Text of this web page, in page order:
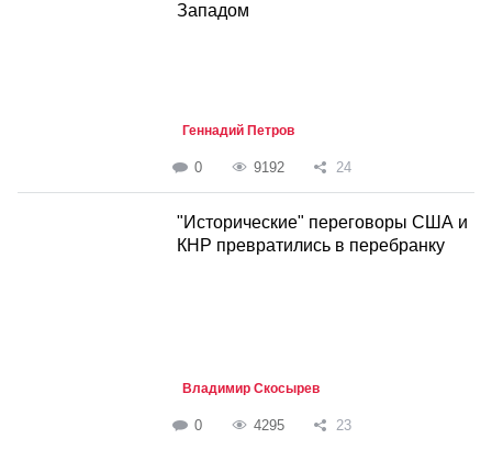
Западом
Геннадий Петров
0 9192 24
"Исторические" переговоры США и
КНР превратились в перебранку
Владимир Скосырев
0 4295 23